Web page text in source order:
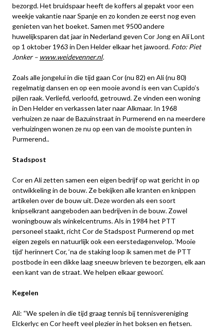
bezorgd. Het bruidspaar heeft de koffers al gepakt voor een
weekje vakantie naar Spanje en zo konden ze eerst nog even
genieten van het boeket. Samen met 9500 andere
huwelijksparen dat jaar in Nederland geven Cor Jong en Ali Lont
op 1 oktober 1963 in Den Helder elkaar het jawoord. Foto: Piet
Jonker – www.weidevenner.nl.
Zoals alle jongelui in die tijd gaan Cor (nu 82) en Ali (nu 80)
regelmatig dansen en op een mooie avond is een van Cupido’s
pijlen raak. Verliefd, verloofd, getrouwd. Ze vinden een woning
in Den Helder en verkassen later naar Alkmaar. In 1968
verhuizen ze naar de Bazuinstraat in Purmerend en na meerdere
verhuizingen wonen ze nu op een van de mooiste punten in
Purmerend..
Stadspost
Cor en Ali zetten samen een eigen bedrijf op wat gericht in op
ontwikkeling in de bouw. Ze bekijken alle kranten en knippen
artikelen over de bouw uit. Deze worden als een soort
knipselkrant aangeboden aan bedrijven in de bouw. Zowel
woningbouw als winkelcentrums. Als in 1984 het PTT
personeel staakt, richt Cor de Stadspost Purmerend op met
eigen zegels en natuurlijk ook een eerstedagenvelop. ‘Mooie
tijd’ herinnert Cor, ‘na de staking loop ik samen met de PTT
postbode in een dikke laag sneeuw brieven te bezorgen, elk aan
een kant van de straat. We helpen elkaar gewoon’.
Kegelen
Ali: “We spelen in die tijd graag tennis bij tennisvereniging
Elckerlyc en Cor heeft veel plezier in het boksen en fietsen.